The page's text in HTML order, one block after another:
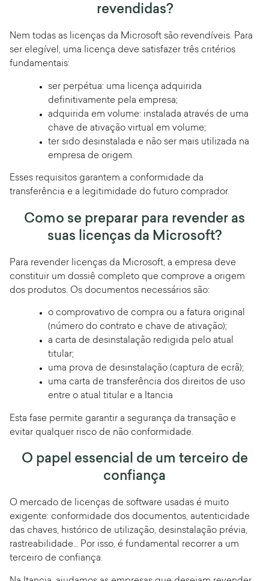
revendidas?
Nem todas as licenças da Microsoft são revendíveis. Para
ser elegível, uma licença deve satisfazer três critérios
fundamentais:
ser perpétua: uma licença adquirida
definitivamente pela empresa;
adquirida em volume: instalada através de uma
chave de ativação virtual em volume;
ter sido desinstalada e não ser mais utilizada na
empresa de origem.
Esses requisitos garantem a conformidade da
transferência e a legitimidade do futuro comprador.
Como se preparar para revender as
suas licenças da Microsoft?
Para revender licenças da Microsoft, a empresa deve
constituir um dossiê completo que comprove a origem
dos produtos. Os documentos necessários são:
o comprovativo de compra ou a fatura original
(número do contrato e chave de ativação);
a carta de desinstalação redigida pelo atual
titular;
uma prova de desinstalação (captura de ecrã);
uma carta de transferência dos direitos de uso
entre o atual titular e a Itancia
Esta fase permite garantir a segurança da transação e
evitar qualquer risco de não conformidade.
O papel essencial de um terceiro de
confiança
O mercado de licenças de software usadas é muito
exigente: conformidade dos documentos, autenticidade
das chaves, histórico de utilização, desinstalação prévia,
rastreabilidade… Por isso, é fundamental recorrer a um
terceiro de confiança.